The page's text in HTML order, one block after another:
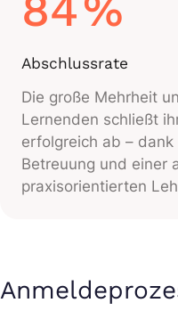
Abschlussrate
Die große Mehrheit
Lernenden schließt
erfolgreich ab –
Betreuung und einer
praxisorientierten